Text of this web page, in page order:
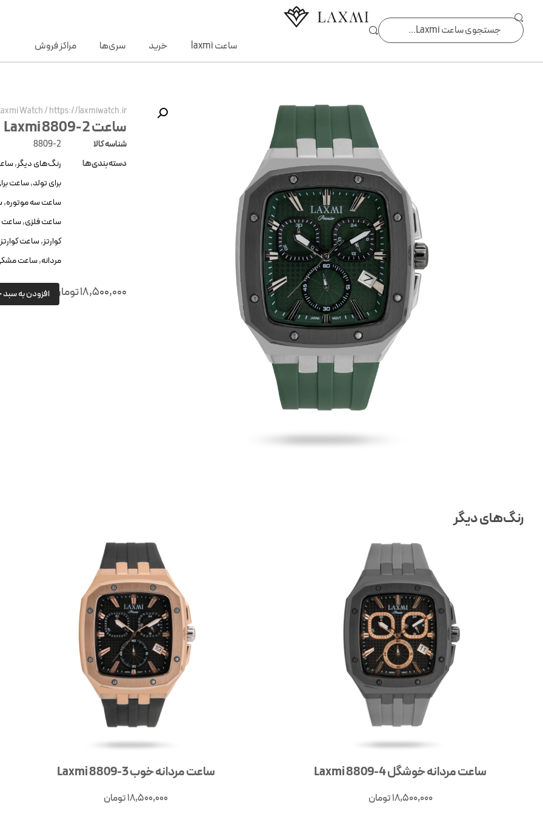
ساعت laxmi خرید سری‌ها مراکز فروش
Watch/https://laxmiwatch.ir/
ساعت Laxmi 8809-2
شناسه کالا
8809-2
دسته‌بندی‌ها
رنگ‌های دیگر,
برای تولد,ساعت
ساعت سه موتوره,
ساعت فلزی,ساعت
کوارتز,ساعت
مردانه,ساعت
18,500,000تومان افزودن به سبد
رنگ‌های دیگر
ساعت مردانه خوشگل Laxmi 8809-4
18,500,000تومان
ساعت مردانه خوب Laxmi 8809-3
18,500,000تومان